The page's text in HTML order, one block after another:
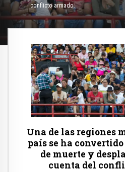
conflicto armado.
Una de las regiones
país se ha
de muerte y
cuenta del